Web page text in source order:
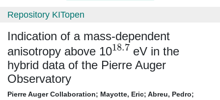
Repository KITopen
Indication of a mass-dependent
anisotropy above 10
18.7
eV in the
hybrid data of the Pierre Auger
Observatory
Pierre Auger Collaboration; Mayotte, Eric; Abreu, Pedro;